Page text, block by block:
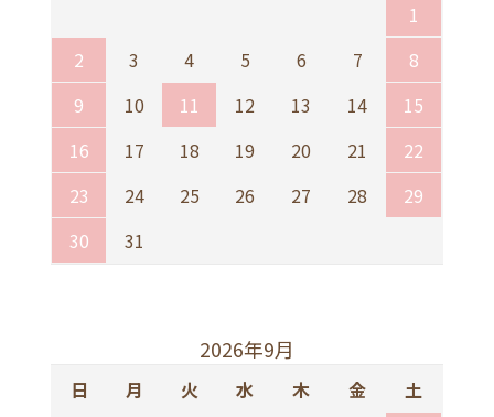
1
2
3 4 5 6 7
8
9
10 11 12 13 14
15
16
17 18 19 20 21
22
23
24 25 26 27 28
29
30
31
2026年9月
日 月 火 水 木 金
土